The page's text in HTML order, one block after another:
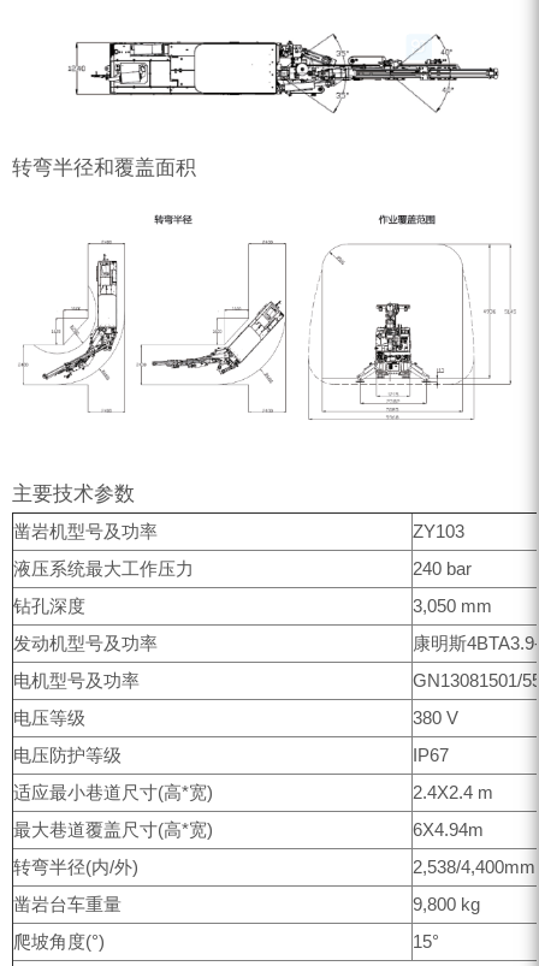
转弯半径和覆盖面积
主要技术参数
凿岩机型号及功率
ZY103
液压系统最大工作压力
240 bar
钻孔深度
3,050 mm
发动机型号及功率
康明斯
电机型号及功率
GN13081501/
电压等级
380 V
电压防护等级
IP67
适应最小巷道尺寸(高*宽)
2.4X2.4 m
最大巷道覆盖尺寸(高*宽)
6X4.94m
转弯半径(内/外)
2,538/4,400mm
凿岩台车重量
9,800 kg
爬坡角度(°)
15°